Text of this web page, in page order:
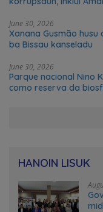
June 30, 2026
Xanana Gusmão husu
ba Bissau kanseladu
June 30, 2026
Parque nacional Nino
como reserva da
HANOIN LISUK